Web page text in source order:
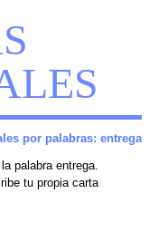
por palabras: entrega
palabra entrega.
tu propia carta